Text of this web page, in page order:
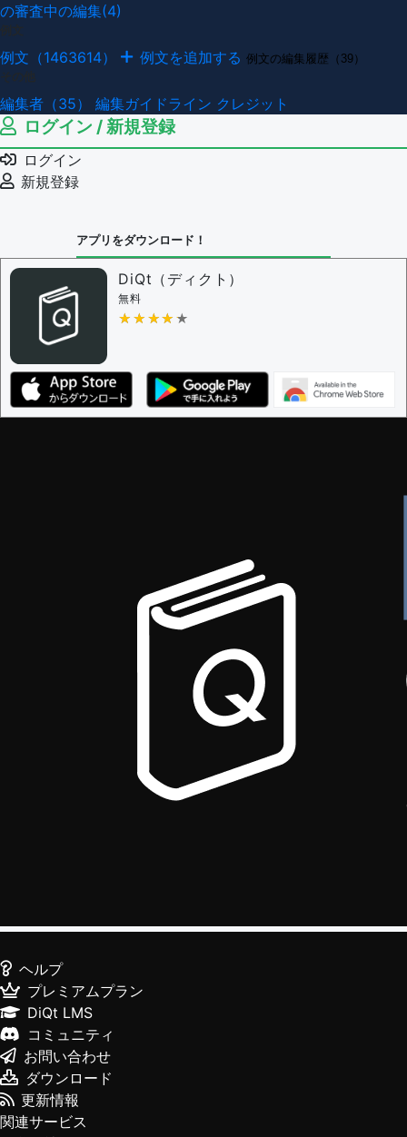
の審査中の編集(4)
例文（1463614） 例文を追加する 例文の編集履歴（39）
編集者（35） 編集ガイドライン クレジット
ログイン / 新規登録
ログイン
新規登録
アプリをダウンロード！
DiQt（ディクト）
無料
★★★★★
★★★★★
ヘルプ
プレミアムプラン
DiQt LMS
コミュニティ
お問い合わせ
ダウンロード
更新情報
関連サービス